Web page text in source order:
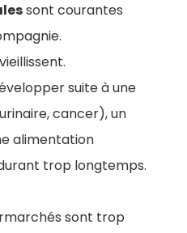
sont courantes
suite à une
cancer), un
alimentation
trop longtemps.
sont trop